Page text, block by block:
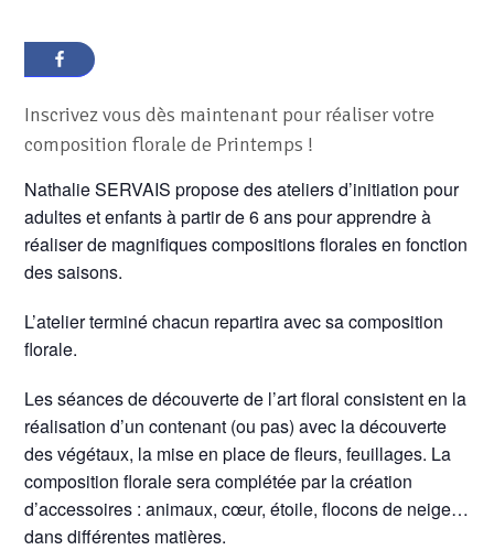
Inscrivez vous dès maintenant pour réaliser votre
composition florale de Printemps !
Nathalie SERVAIS propose des ateliers d’initiation pour
adultes et enfants à partir de 6 ans pour apprendre à
réaliser de magnifiques compositions florales en fonction
des saisons.
L’atelier terminé chacun repartira avec sa composition
florale.
Les séances de découverte de l’art floral consistent en la
réalisation d’un contenant (ou pas) avec la découverte
des végétaux, la mise en place de fleurs, feuillages. La
composition florale sera complétée par la création
d’accessoires : animaux, cœur, étoile, flocons de neige…
dans différentes matières.